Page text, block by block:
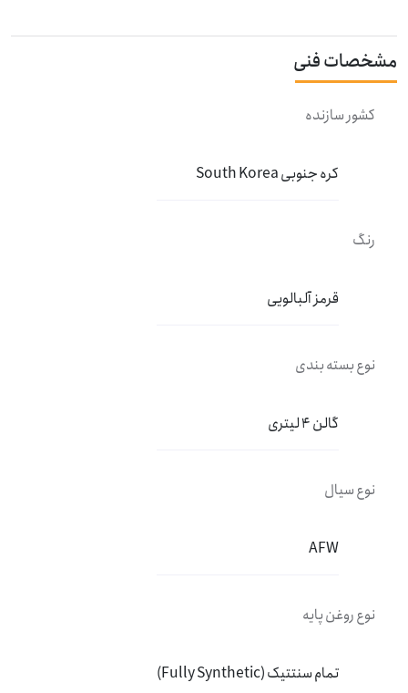
مشخصات فنی
کشور سازنده
کره جنوبی South Korea
رنگ
قرمز آلبالویی
نوع بسته بندی
گالن 4 لیتری
نوع سیال
AFW
نوع روغن پایه
تمام سنتتیک (Fully Synthetic)